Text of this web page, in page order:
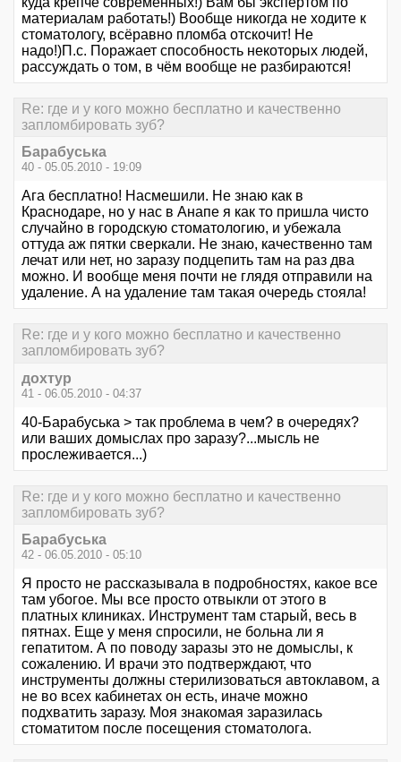
материалам работать!) Вообще никогда не ходите к
стоматологу, всёравно пломба отскочит! Не
надо!)П.с. Поражает способность некоторых людей,
рассуждать о том, в чём вообще не разбираются!
Re: где и у кого можно бесплатно и качественно
запломбировать зуб?
Барабуська
40 - 05.05.2010 - 19:09
Ага бесплатно! Насмешили. Не знаю как в
Краснодаре, но у нас в Анапе я как то пришла чисто
случайно в городскую стоматологию, и убежала
оттуда аж пятки сверкали. Не знаю, качественно там
лечат или нет, но заразу подцепить там на раз два
можно. И вообще меня почти не глядя отправили на
удаление. А на удаление там такая очередь стояла!
Re: где и у кого можно бесплатно и качественно
запломбировать зуб?
дохтур
41 - 06.05.2010 - 04:37
40-Барабуська > так проблема в чем? в очередях?
или ваших домыслах про заразу?...мысль не
прослеживается...)
Re: где и у кого можно бесплатно и качественно
запломбировать зуб?
Барабуська
42 - 06.05.2010 - 05:10
Я просто не рассказывала в подробностях, какое все
там убогое. Мы все просто отвыкли от этого в
платных клиниках. Инструмент там старый, весь в
пятнах. Еще у меня спросили, не больна ли я
гепатитом. А по поводу заразы это не домыслы, к
сожалению. И врачи это подтверждают, что
инструменты должны стерилизоваться автоклавом, а
не во всех кабинетах он есть, иначе можно
подхватить заразу. Моя знакомая заразилась
стоматитом после посещения стоматолога.